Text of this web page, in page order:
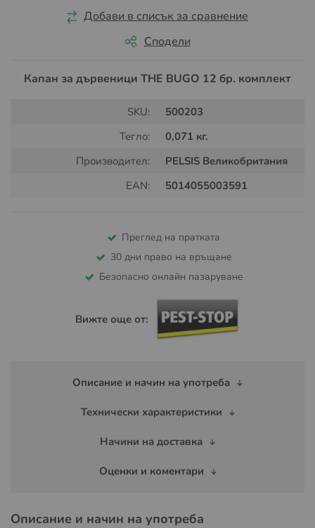
Добави в списък за сравнение
Сподели
Капан за дървеници THE BUGO 12 бр. комплект
SKU:
500203
Тегло:
0,071 кг.
Производител:
PELSIS Великобритания
EAN:
5014055003591
Преглед на пратката
30 дни право на връщане
Безопасно онлайн пазаруване
Вижте още от:
Описание и начин на употреба
Технически характеристики
Начини на доставка
Оценки и коментари
Описание и начин на употреба